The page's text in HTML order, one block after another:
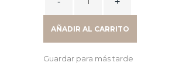
quantity
AÑADIR AL CARRITO
Guardar para más tarde